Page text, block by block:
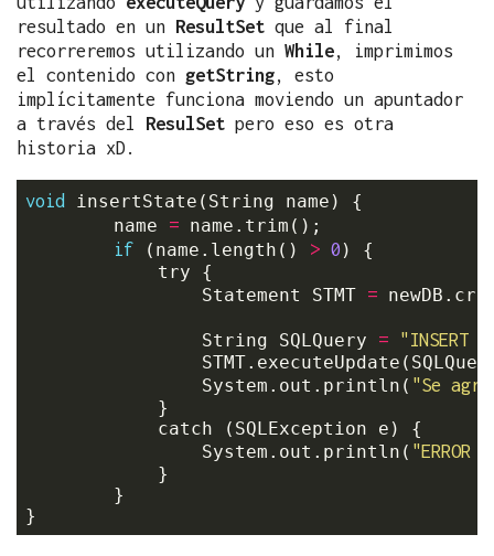
resultado en un ResultSet que al final
recorreremos utilizando un While, imprimimos
el contenido con getString, esto
implícitamente funciona moviendo un apuntador
a través del ResulSet pero eso es otra
historia xD.
void
insertState(String name) {
		name
= name.trim();
if (name.length() > 0 ) {
            try {
                Statement STMT
=
                String SQLQuery
= "INSERT
                System.out.println(
"Se
            }
            catch (SQLException e) {
                System.out.println(
"ERROR
            }
        }